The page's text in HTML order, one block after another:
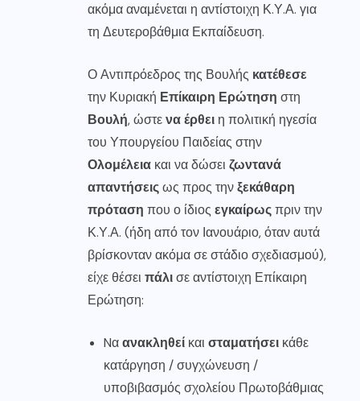
ακόμα αναμένεται η αντίστοιχη Κ.Υ.Α. για
τη Δευτεροβάθμια Εκπαίδευση.
Ο Αντιπρόεδρος της Βουλής κατέθεσε
την Κυριακή Επίκαιρη Ερώτηση στη
Βουλή, ώστενα έρθει η πολιτική ηγεσία
του Υπουργείου Παιδείας στην
Ολομέλεια και να δώσει ζωντανά
απαντήσειςως προς τηνξεκάθαρη
πρόταση που ο ίδιος εγκαίρωςπριν την
Κ.Υ.Α. (ήδη από τον Ιανουάριο, όταν αυτά
βρίσκονταν ακόμα σε στάδιο σχεδιασμού),
είχε θέσει πάλισε αντίστοιχη Επίκαιρη
Ερώτηση:
Nαανακληθεί και σταματήσει κάθε
κατάργηση / συγχώνευση /
υποβιβασμός σχολείου Πρωτοβάθμιας